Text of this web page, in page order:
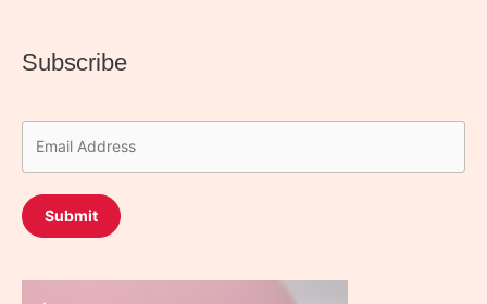
Subscribe
Submit